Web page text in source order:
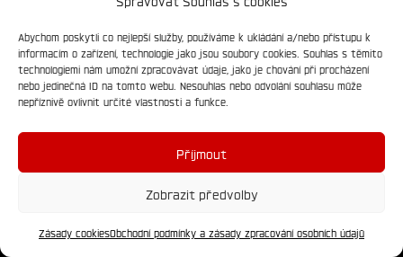
Abychom poskytli co nejlepší služby, používáme k ukládání a/nebo přístupu k
informacím o zařízení, technologie jako jsou soubory cookies. Souhlas s těmito
technologiemi nám umožní zpracovávat údaje, jako je chování při procházení
nebo jedinečná ID na tomto webu. Nesouhlas nebo odvolání souhlasu může
nepříznivě ovlivnit určité vlastnosti a funkce.
Příjmout
Zobrazit předvolby
Zásady cookiesObchodní podmínky a zásady zpracování osobních údajů
STACA je zkratka pro Strength Training
Academy, jejíž název se dá do češtiny přeložit